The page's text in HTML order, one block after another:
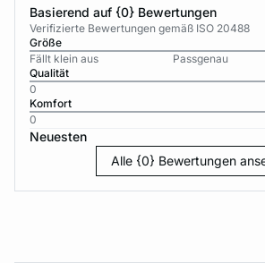
Basierend auf {0} Bewertungen
Verifizierte Bewertungen gemäß ISO 20488
Größe
Fällt klein aus
Passgenau
Qualität
0
Komfort
0
Neuesten
Alle {0} Bewertungen